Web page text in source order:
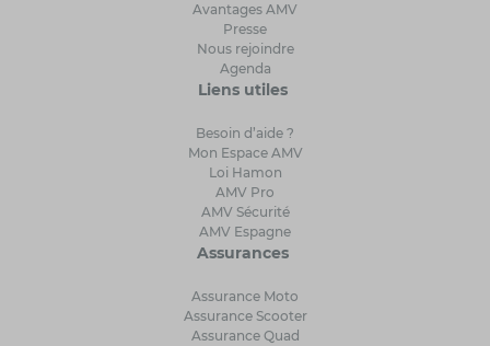
Avantages AMV
Presse
Nous rejoindre
Agenda
Liens utiles
Besoin d’aide ?
Mon Espace AMV
Loi Hamon
AMV Pro
AMV Sécurité
AMV Espagne
Assurances
Assurance Moto
Assurance Scooter
Assurance Quad